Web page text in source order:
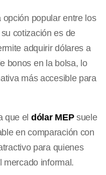
popular entre los
cotización es de
adquirir dólares a
bonos en la bolsa, lo
más accesible para
que el dólar MEPsuele
en comparación con
para quienes
mercado informal.